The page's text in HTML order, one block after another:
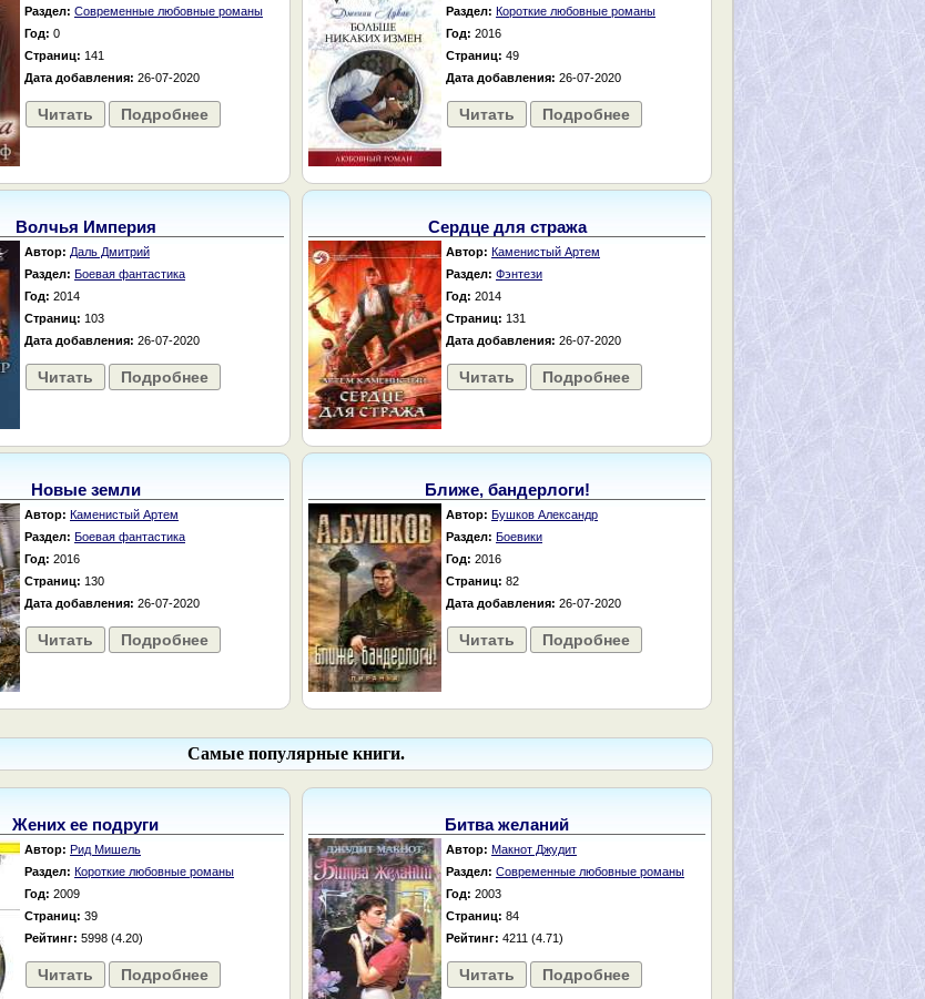
Раздел: Современные любовные романы
Год: 0
Страниц: 141
Дата добавления: 26-07-2020
Читать Подробнее
Раздел: Короткие любовные романы
Год: 2016
Страниц: 49
Дата добавления: 26-07-2020
Читать Подробнее
Волчья Империя
Автор: Даль Дмитрий
Раздел: Боевая фантастика
Год: 2014
Страниц: 103
Дата добавления: 26-07-2020
Читать Подробнее
Сердце для стража
Автор: Каменистый Артем
Раздел: Фэнтези
Год: 2014
Страниц: 131
Дата добавления: 26-07-2020
Читать Подробнее
Новые земли
Автор: Каменистый Артем
Раздел: Боевая фантастика
Год: 2016
Страниц: 130
Дата добавления: 26-07-2020
Читать Подробнее
Ближе, бандерлоги!
Автор: Бушков Александр
Раздел: Боевики
Год: 2016
Страниц: 82
Дата добавления: 26-07-2020
Читать Подробнее
Самые популярные книги.
Жених ее подруги
Автор: Рид Мишель
Раздел: Короткие любовные романы
Год: 2009
Страниц: 39
Рейтинг: 5998 (4.20)
Читать Подробнее
Битва желаний
Автор: Макнот Джудит
Раздел: Современные любовные романы
Год: 2003
Страниц: 84
Рейтинг: 4211 (4.71)
Читать Подробнее